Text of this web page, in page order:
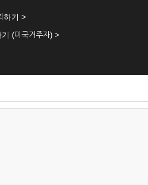
하기 >
(미국거주자) >